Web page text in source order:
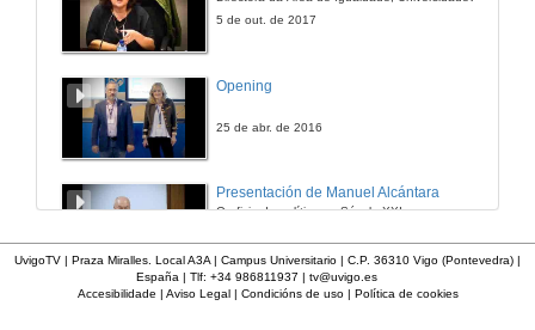
Quenda de cuestións
Conferencia
5 de out. de 2017
Opening
25 de abr. de 2016
Presentación de Manuel Alcántara
O oficio de político no Século XXI
UvigoTV | Praza Miralles. Local A3A | Campus Universitario | C.P. 36310 Vigo (Pontevedra) |
España | Tlf: +34 986811937 | tv@uvigo.es
Accesibilidade | Aviso Legal| Condicións de uso| Política de cookies